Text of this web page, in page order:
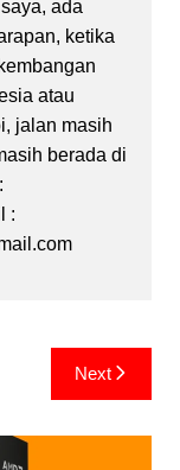
ada
ketika
atau
jalan masih
berada di
:
Next